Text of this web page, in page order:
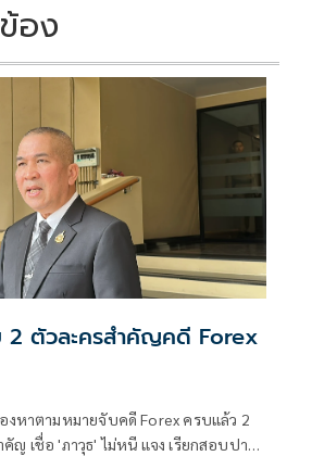
อง
2 ตัวละครสำคัญคดี Forex
งหาตามหมายจับคดี Forex ครบแล้ว 2